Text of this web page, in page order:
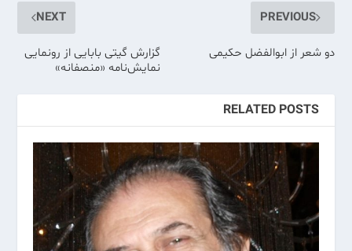
PREVIOUS
دو شعر از ابوالفضل حکیمی
NEXT
گزارش گیتی بابایی از رونمایی
نمایش‌نامه «منصفانه»
RELATED POSTS